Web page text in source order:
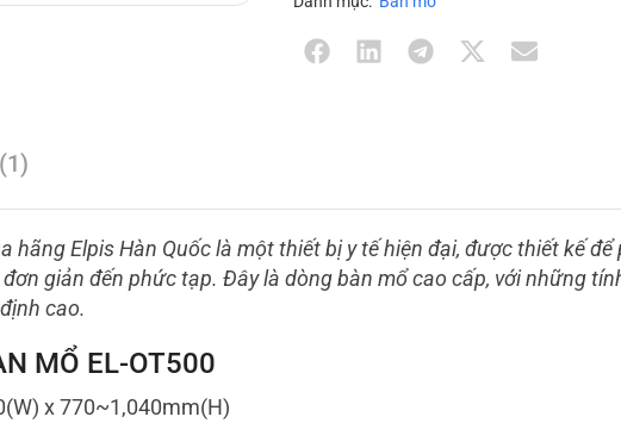
hãng Elpis Hàn Quốc là một thiết bị y tế hiện đại, được thiết kế
giản đến phức tạp. Đây là dòng bàn mổ cao cấp, với những
cao.
MỔ EL-OT500
x 770~1,040mm(H)